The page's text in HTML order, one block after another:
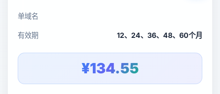
单域名
有效期 12、24、36、48、60个月
¥134.55